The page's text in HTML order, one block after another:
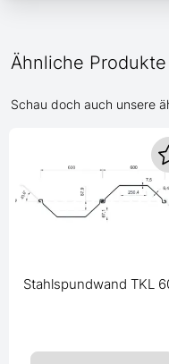
Ähnliche Produkte
Schau doch auch unsere
Stahlspundwand TKL